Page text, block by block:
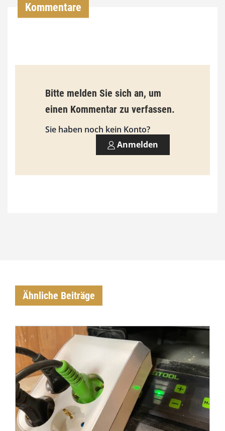
9
3
0
0
Kommentare
Bitte melden Sie sich an, um
einen Kommentar zu verfassen.
Sie haben noch kein Konto?
Anmelden
Ähnliche Beiträge